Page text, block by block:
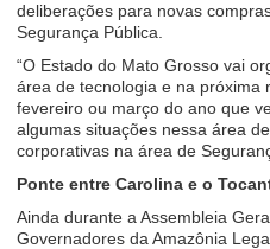
deliberações para novas
Segurança Pública.
“O Estado do Mato Grosso vai
área de tecnologia e na próxima
fevereiro ou março do ano que
algumas situações nessa área
corporativas na área de
Ponte entre Carolina e o
Ainda durante a Assembleia
Governadores da Amazônia